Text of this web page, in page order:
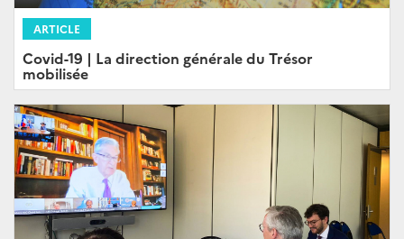
ARTICLE
Covid-19 | La direction générale du Trésor
mobilisée